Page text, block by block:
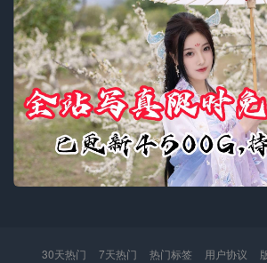
30天热门 7天热门 热门标签 用户协议